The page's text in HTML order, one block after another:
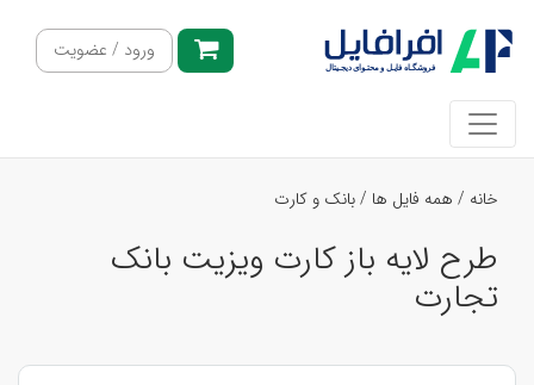
ورود / عضویت
خانه / همه فایل ها /بانک و کارت
طرح لایه باز کارت ویزیت بانک
تجارت